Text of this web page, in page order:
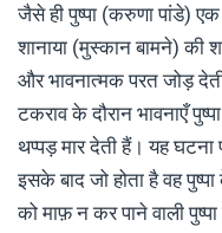
जैसे ही पुष्पा (करुणा पांडे)
शानाया (मुस्कान बामने) की
और भावनात्मक परत जोड़
टकराव के दौरान भावनाएँ
थप्पड़ मार देती हैं। यह घटना
इसके बाद जो होता है वह
को माफ़ न कर पाने वाली